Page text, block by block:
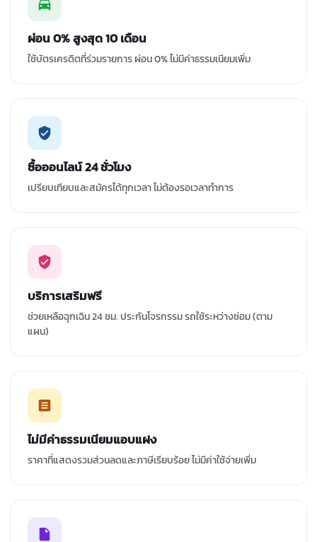
ผ่อน 0% สูงสุด 10 เดือน
ใช้บัตรเครดิตที่ร่วมรายการ ผ่อน 0% ไม่มีค่าธรรมเนียมเพิ่ม
ซื้อออนไลน์ 24 ชั่วโมง
เปรียบเทียบและสมัครได้ทุกเวลา ไม่ต้องรอเวลาทำการ
บริการเสริมฟรี
ช่วยเหลือฉุกเฉิน 24 ชม. ประกันโจรกรรม รถใช้ระหว่างซ่อม (ตาม
แผน)
ไม่มีค่าธรรมเนียมแอบแฝง
ราคาที่แสดงรวมส่วนลดและภาษีเรียบร้อย ไม่มีค่าใช้จ่ายเพิ่ม